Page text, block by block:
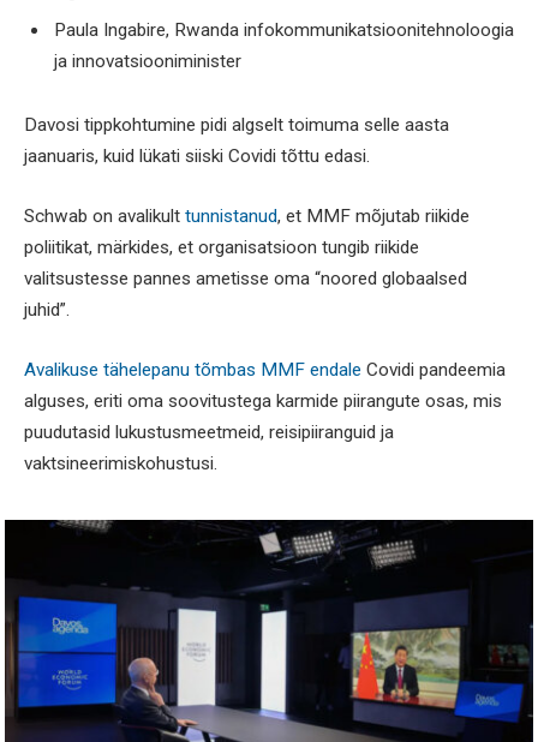
Paula Ingabire, Rwanda infokommunikatsioonitehnoloogia
ja innovatsiooniminister
Davosi tippkohtumine pidi algselt toimuma selle aasta
jaanuaris, kuid lükati siiski Covidi tõttu edasi.
Schwab on avalikult tunnistanud, et MMF mõjutab riikide
poliitikat, märkides, et organisatsioon tungib riikide
valitsustesse pannes ametisse oma “noored globaalsed
juhid”.
Avalikuse tähelepanu tõmbas MMF endale Covidi pandeemia
alguses, eriti oma soovitustega karmide piirangute osas, mis
puudutasid lukustusmeetmeid, reisipiiranguid ja
vaktsineerimiskohustusi.